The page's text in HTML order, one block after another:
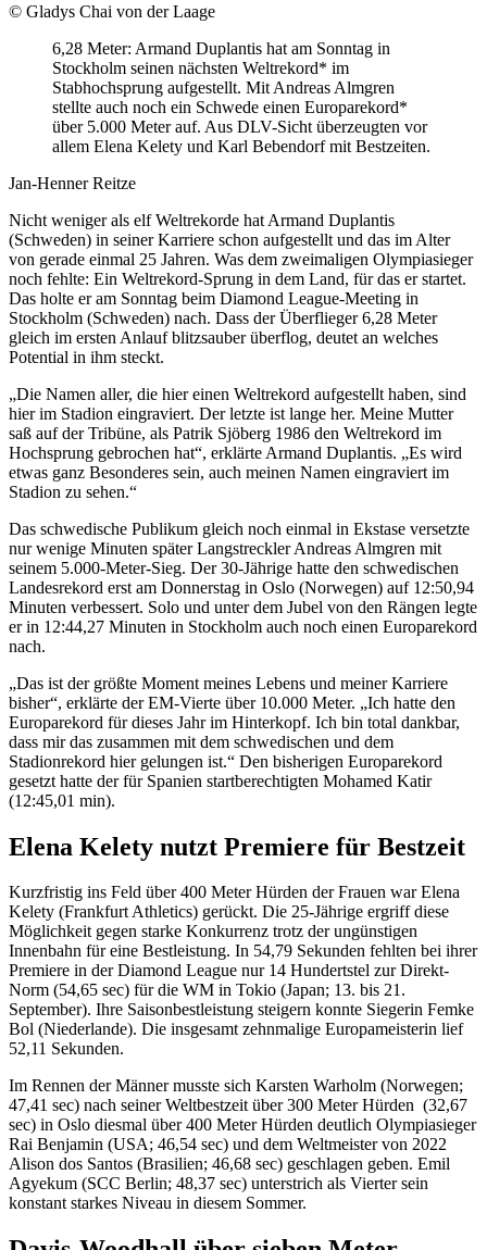
© Gladys Chai von der Laage
6,28 Meter: Armand Duplantis hat am Sonntag in
Stockholm seinen nächsten Weltrekord* im
Stabhochsprung aufgestellt. Mit Andreas Almgren
stellte auch noch ein Schwede einen Europarekord*
über 5.000 Meter auf. Aus DLV-Sicht überzeugten vor
allem Elena Kelety und Karl Bebendorf mit Bestzeiten.
Jan-Henner Reitze
Nicht weniger als elf Weltrekorde hat Armand Duplantis
(Schweden) in seiner Karriere schon aufgestellt und das im Alter
von gerade einmal 25 Jahren. Was dem zweimaligen Olympiasieger
noch fehlte: Ein Weltrekord-Sprung in dem Land, für das er startet.
Das holte er am Sonntag beim Diamond League-Meeting in
Stockholm (Schweden) nach. Dass der Überflieger 6,28 Meter
gleich im ersten Anlauf blitzsauber überflog, deutet an welches
Potential in ihm steckt.
„Die Namen aller, die hier einen Weltrekord aufgestellt haben, sind
hier im Stadion eingraviert. Der letzte ist lange her. Meine Mutter
saß auf der Tribüne, als Patrik Sjöberg 1986 den Weltrekord im
Hochsprung gebrochen hat“, erklärte Armand Duplantis. „Es wird
etwas ganz Besonderes sein, auch meinen Namen eingraviert im
Stadion zu sehen.“
Das schwedische Publikum gleich noch einmal in Ekstase versetzte
nur wenige Minuten später Langstreckler Andreas Almgren mit
seinem 5.000-Meter-Sieg. Der 30-Jährige hatte den schwedischen
Landesrekord erst am Donnerstag in Oslo (Norwegen) auf 12:50,94
Minuten verbessert. Solo und unter dem Jubel von den Rängen legte
er in 12:44,27 Minuten in Stockholm auch noch einen Europarekord
nach.
„Das ist der größte Moment meines Lebens und meiner Karriere
bisher“, erklärte der EM-Vierte über 10.000 Meter. „Ich hatte den
Europarekord für dieses Jahr im Hinterkopf. Ich bin total dankbar,
dass mir das zusammen mit dem schwedischen und dem
Stadionrekord hier gelungen ist.“ Den bisherigen Europarekord
gesetzt hatte der für Spanien startberechtigten Mohamed Katir
(12:45,01 min).
Elena Kelety nutzt Premiere für Bestzeit
Kurzfristig ins Feld über 400 Meter Hürden der Frauen war Elena
Kelety (Frankfurt Athletics) gerückt. Die 25-Jährige ergriff diese
Möglichkeit gegen starke Konkurrenz trotz der ungünstigen
Innenbahn für eine Bestleistung. In 54,79 Sekunden fehlten bei ihrer
Premiere in der Diamond League nur 14 Hundertstel zur Direkt-
Norm (54,65 sec) für die WM in Tokio (Japan; 13. bis 21.
September). Ihre Saisonbestleistung steigern konnte Siegerin Femke
Bol (Niederlande). Die insgesamt zehnmalige Europameisterin lief
52,11 Sekunden.
Im Rennen der Männer musste sich Karsten Warholm (Norwegen;
47,41 sec) nach seiner Weltbestzeit über 300 Meter Hürden (32,67
sec) in Oslo diesmal über 400 Meter Hürden deutlich Olympiasieger
Rai Benjamin (USA; 46,54 sec) und dem Weltmeister von 2022
Alison dos Santos (Brasilien; 46,68 sec) geschlagen geben. Emil
Agyekum (SCC Berlin; 48,37 sec) unterstrich als Vierter sein
konstant starkes Niveau in diesem Sommer.